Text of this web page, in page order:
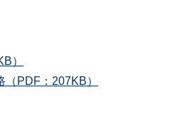
）
PDF：207KB）